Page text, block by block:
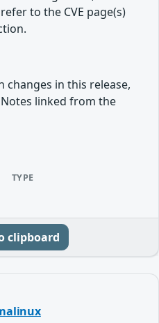
to the CVE page(s)
in this release,
Notes linked from the
TYPE
clipboard